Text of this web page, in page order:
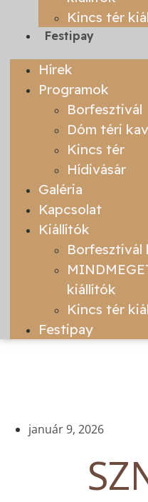
Kincs tér
Festipay
Hírek
Programok
Borfesztivál
Dóm téri
Kincs tér
Hídivásár
Galéria
Kapcsolat
Kiállítók
Borfesztivál
kiállítók
Kincs tér
Festipay
január 9, 2026